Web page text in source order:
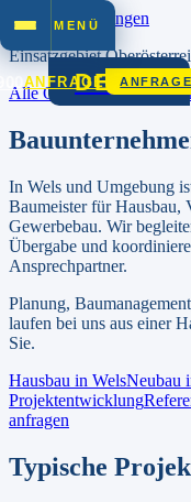
Zum Inhalt springen
MENÜ
DEZET
ANFRAGE ANFRAGE
Einsatzgebiet
Alle Orte in
In Wels und Umgebung
Baumeister für Hausbau,
Gewerbebau. Wir
Übergabe und
Ansprechpartner.
Planung,
laufen bei uns aus einer
Sie.
Hausbau in WelsNeubau
Projektentwicklung
anfragen
Typische